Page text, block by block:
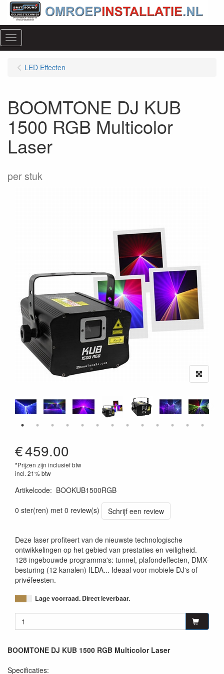
Menu
LED Effecten
BOOMTONE DJ KUB
1500 RGB Multicolor
Laser
per stuk
€459.00
*Prijzen zijn inclusief btw
incl. 21% btw
Artikelcode: BOOKUB1500RGB
0 ster(ren) met 0 review(s)
Schrijf een review
Deze laser profiteert van de nieuwste technologische
ontwikkelingen op het gebied van prestaties en veiligheid.
128 ingebouwde programma's: tunnel, plafondeffecten, DMX-
besturing (12 kanalen) ILDA... Ideaal voor mobiele DJ's of
privéfeesten.
Lage voorraad. Direct leverbaar.
BOOMTONE DJ KUB 1500 RGB Multicolor Laser
Specificaties: